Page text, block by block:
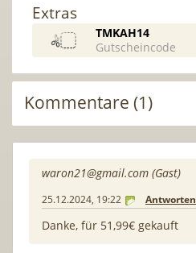
Extras
TMKAH14
Gutscheincode
Kommentare (1)
waron21@gmail.com (Gast)
25.12.2024, 19:22 Antworten
Danke, für 51,99€ gekauft